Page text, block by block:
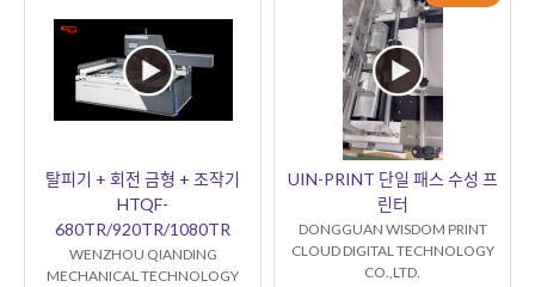
탈피기 + 회전 금형 + 조작기
HTQF-
680TR/920TR/1080TR
WENZHOU QIANDING
MECHANICAL TECHNOLOGY
UIN-PRINT 단일 패스 수성 프
린터
DONGGUAN WISDOM PRINT
CLOUD DIGITAL TECHNOLOGY
CO.,LTD.